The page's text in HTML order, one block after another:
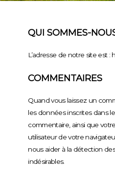
QUI SOMMES-
L’adresse de notre site est :
COMMENTAIRES
Quand vous laissez un
les données inscrites dans
commentaire, ainsi que
utilisateur de votre
nous aider à la détection
indésirables.